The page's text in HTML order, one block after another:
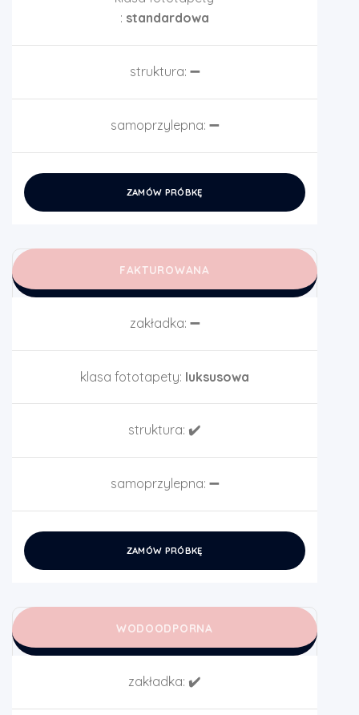
: standardowa
struktura: ➖
samoprzylepna: ➖
ZAMÓW PRÓBKĘ
FAKTUROWANA
zakładka: ➖
klasa fototapety: luksusowa
struktura: ✔️
samoprzylepna: ➖
ZAMÓW PRÓBKĘ
WODOODPORNA
zakładka: ✔️